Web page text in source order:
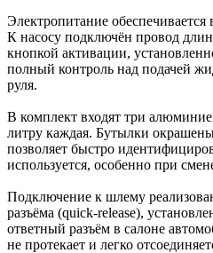
Электропитание
К насосу подключён провод
кнопкой активации,
полный контроль над подачей
руля.
В комплект входят три
литру каждая. Бутылки
позволяет быстро
используется, особенно при
Подключение к шлему
разъёма (quick-release),
ответный разъём в салоне
не протекает и легко